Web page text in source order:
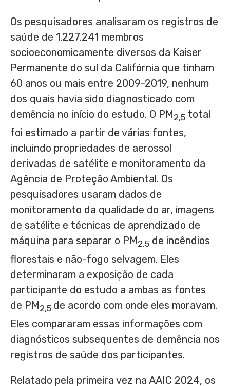
Os pesquisadores analisaram os registros de
saúde de 1.227.241 membros
socioeconomicamente diversos da Kaiser
Permanente do sul da Califórnia que tinham
60 anos ou mais entre 2009-2019, nenhum
dos quais havia sido diagnosticado com
demência no início do estudo. O PM2,5 total
foi estimado a partir de várias fontes,
incluindo propriedades de aerossol
derivadas de satélite e monitoramento da
Agência de Proteção Ambiental. Os
pesquisadores usaram dados de
monitoramento da qualidade do ar, imagens
de satélite e técnicas de aprendizado de
máquina para separar o PM2,5 de incêndios
florestais e não-fogo selvagem. Eles
determinaram a exposição de cada
participante do estudo a ambas as fontes
de PM2,5 de acordo com onde eles moravam.
Eles compararam essas informações com
diagnósticos subsequentes de demência nos
registros de saúde dos participantes.
Relatado pela primeira vez na AAIC 2024, os